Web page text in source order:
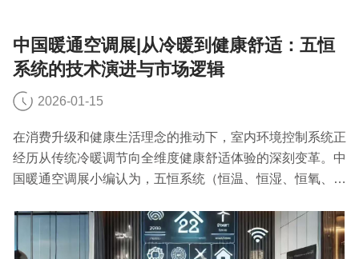
中国暖通空调展|从冷暖到健康舒适：五恒
系统的技术演进与市场逻辑
2026-01-15
在消费升级和健康生活理念的推动下，室内环境控制系统正
经历从传统冷暖调节向全维度健康舒适体验的深刻变革。中
国暖通空调展小编认为，五恒系统（恒温、恒湿、恒氧、恒
系统创新，重新定义了居住空间的舒适标准。